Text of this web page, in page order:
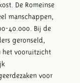
De Romeinse
manschappen,
40.000. Bij de
geronseld,
vooruitzicht
voor